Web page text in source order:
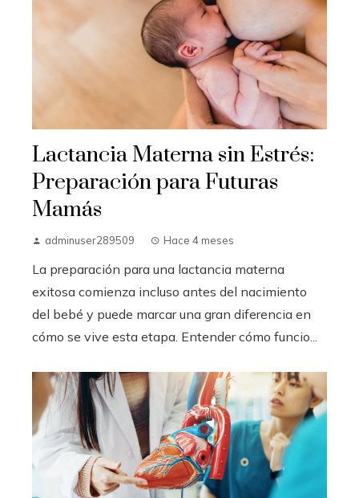
Lactancia Materna sin Estrés:
Preparación para Futuras
Mamás
adminuser289509 Hace 4 meses
La preparación para una lactancia materna
exitosa comienza incluso antes del nacimiento
del bebé y puede marcar una gran diferencia en
cómo se vive esta etapa. Entender cómo funcio...